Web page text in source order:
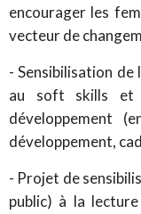
encourager les
vecteur de
- Sensibilisation
au soft skills et
développement
développement,
- Projet de
public) à la